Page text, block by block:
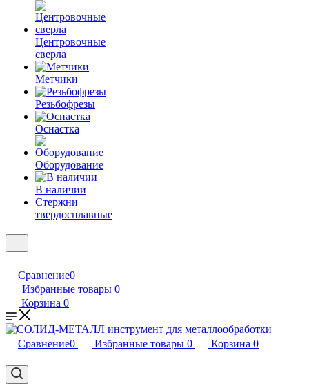
Центровочные
сверла
Метчики
Резьбофрезы
Оснастка
Оборудование
В наличии
Стержни
твердосплавные
Сравнение0
Избранные товары 0
Корзина 0
Сравнение0 Избранные товары 0 Корзина 0